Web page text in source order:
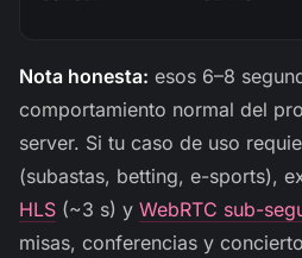
Nota honesta: esos 6–8
comportamiento normal del
server. Si tu caso de uso
(subastas, betting, e-sports),
HLS (~3 s) y WebRTC sub-
misas, conferencias y